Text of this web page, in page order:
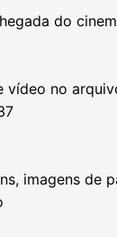
do
vídeo no
imagens de